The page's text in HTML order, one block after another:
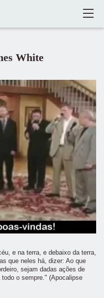
White
e na terra, e debaixo da terra,
que neles há, dizer: Ao que
sejam dadas ações de
o sempre." (Apocalipse